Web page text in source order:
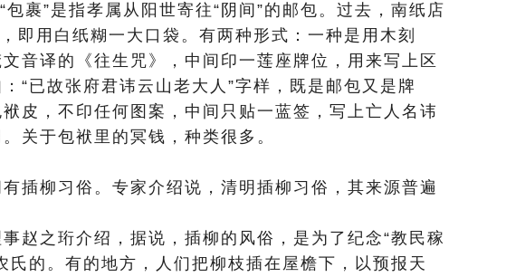
包裹”是指孝属从阳世寄往“阴间”的邮包。过去，南纸店
即用白纸糊一大口袋。有两种形式：一种是用木刻
音译的《往生咒》，中间印一莲座牌位，用来写上区
“已故张府君讳云山老大人”字样，既是邮包又是牌
皮，不印任何图案，中间只贴一蓝签，写上亡人名讳
关于包袱里的冥钱，种类很多。
插柳习俗。专家介绍说，清明插柳习俗，其来源普遍
赵之珩介绍，据说，插柳的风俗，是为了纪念“教民稼
氏的。有的地方，人们把柳枝插在屋檐下，以预报天